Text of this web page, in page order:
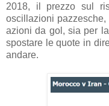
2018, il prezzo sul
oscillazioni
azioni da gol, sia per
spostare le quote in
andare.